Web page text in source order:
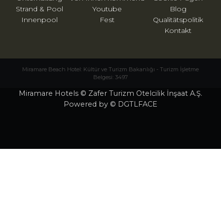
SPA & Wellness
Kinderclub
Fact Sheet
DSGVO
Cookie Pagen
Beach-Galerie
Queen-Galerie
Miramare Beach Hotel: Kültür ve Turizm Bakanlığı - Turizm İşletme
Belgesi: 3497